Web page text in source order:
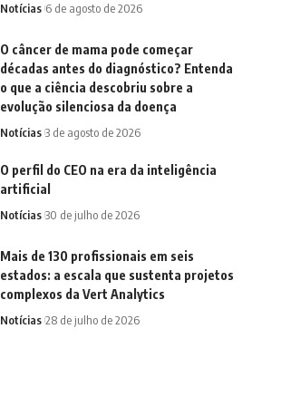
Notícias 6 de agosto de 2026
O câncer de mama pode começar
décadas antes do diagnóstico? Entenda
o que a ciência descobriu sobre a
evolução silenciosa da doença
Notícias 3 de agosto de 2026
O perfil do CEO na era da inteligência
artificial
Notícias 30 de julho de 2026
Mais de 130 profissionais em seis
estados: a escala que sustenta projetos
complexos da Vert Analytics
Notícias 28 de julho de 2026